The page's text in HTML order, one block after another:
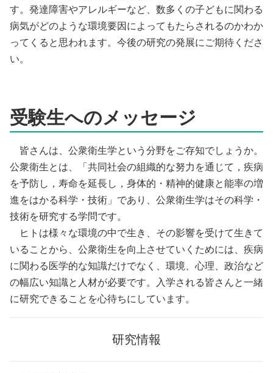
す。発達障害やアレルギーなど、数多くの子どもに関わる
病気がどのような環境要因によってもたらされるのかわか
ってくると思われます。今後の研究の発展にご期待くださ
い。
受験生へのメッセージ
皆さんは、公衆衛生学という分野をご存知でしょうか。
公衆衛生とは、「共同社会の組織的な努力を通じて，疾病
を予防し，寿命を延長し，身体的・精神的健康と能率の増
進をはかる科学・技術」であり、公衆衛生学はその科学・
技術を研究する学問です。
ヒトは様々な環境の中で生き、その影響を受けて生きて
いることから、公衆衛生を向上させていくためには、疾病
に関わる医学的な知識だけでなく、環境、心理、政治など
の幅広い知識と人材が必要です。入学される皆さんと一緒
に研究できることを心待ちにしています。
研究情報